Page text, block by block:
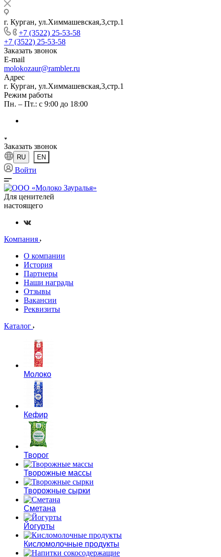
г. Курган, ул.Химмашевская,3,стр.1
+7 (3522) 25-53-58
+7 (3522) 25-53-58
Заказать звонок
E-mail
molokozaur@rambler.ru
Адрес
г. Курган, ул.Химмашевская,3,стр.1
Режим работы
Пн. – Пт.: с 9:00 до 18:00
Заказать звонок
RU EN
Войти
Для ценителей
настоящего
Компания
О компании
История
Партнеры
Наши награды
Отзывы
Вакансии
Реквизиты
Каталог
Молоко
Кефир
Творог
Творожные массы
Творожные сырки
Сметана
Йогурты
Кисломолочные продукты